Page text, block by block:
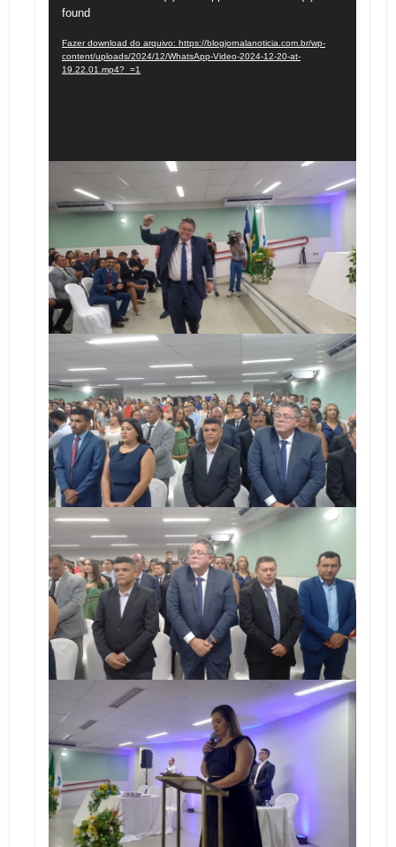
de
vídeo
found
Fazer download do arquivo: https://blogjornalanoticia.com.br/wp-
content/uploads/2024/12/WhatsApp-Video-2024-12-20-at-
19.22.01.mp4?_=1